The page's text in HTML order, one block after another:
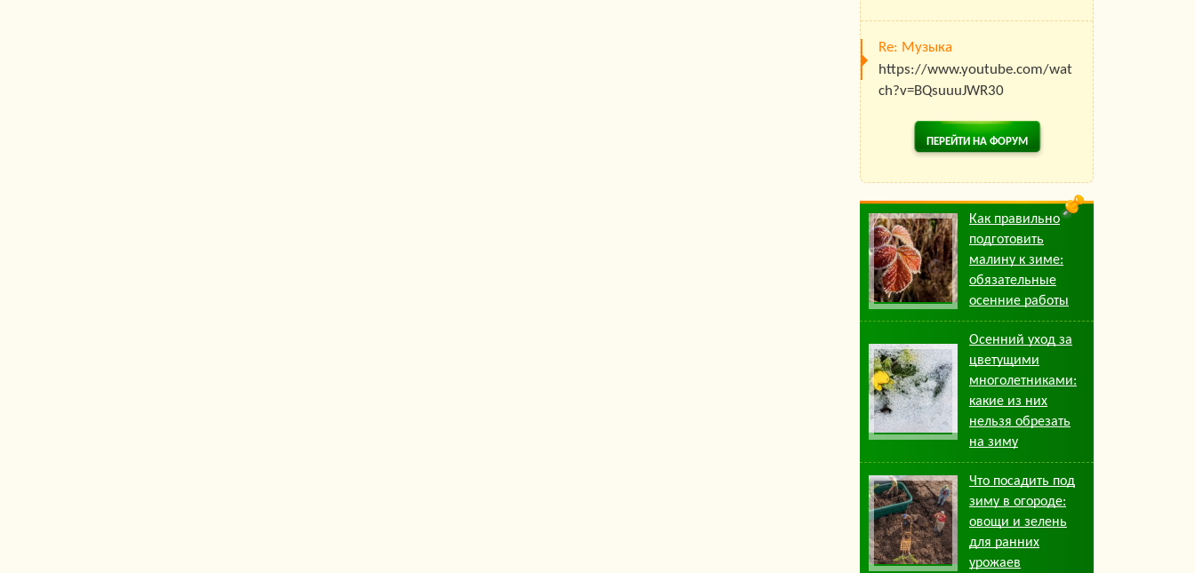
Re: Музыка
https://www.youtube.com/wat
ch?v=BQsuuuJWR30
ПЕРЕЙТИ НА ФОРУМ
Как правильно
подготовить
малину к зиме:
обязательные
осенние работы
Осенний уход за
цветущими
многолетниками:
какие из них
нельзя обрезать
на зиму
Что посадить под
зиму в огороде:
овощи и зелень
для ранних
урожаев